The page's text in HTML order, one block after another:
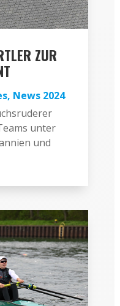
ZUR
, News 2024
unter
und